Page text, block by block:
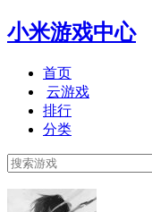
小米游戏中心
首页
云游戏
排行
分类